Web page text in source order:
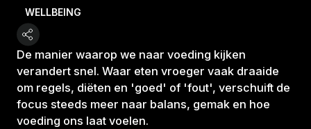
WELLBEING
De manier waarop we naar voeding kijken
verandert snel. Waar eten vroeger vaak draaide
om regels, diëten en 'goed' of 'fout', verschuift de
focus steeds meer naar balans, gemak en hoe
voeding ons laat voelen.